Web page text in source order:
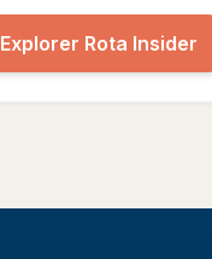
Explorer Rota Insider